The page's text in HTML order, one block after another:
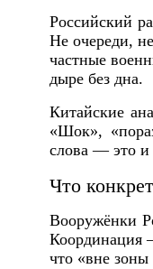
Российский
Не очереди,
частные
дыре без дна.
Китайские
«Шок»,
слова — это и
Что
Вооружёнки
Координация
что «вне